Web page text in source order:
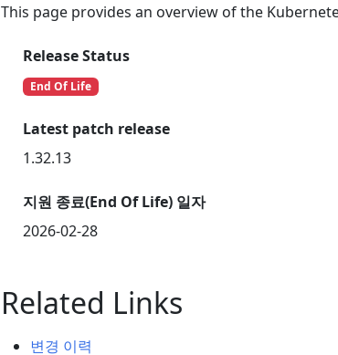
This page provides an overview of the
Release Status
End Of Life
Latest patch release
1.32.13
지원 종료(End Of Life) 일자
2026-02-28
Related Links
변경 이력